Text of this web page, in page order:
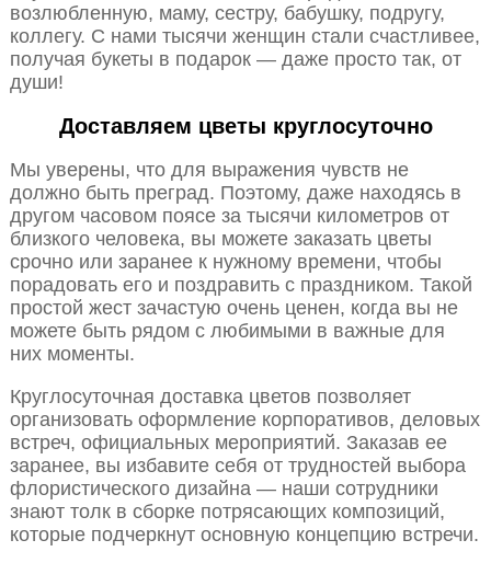
возлюбленную, маму, сестру, бабушку, подругу,
коллегу. С нами тысячи женщин стали счастливее,
получая букеты в подарок — даже просто так, от
души!
Доставляем цветы круглосуточно
Мы уверены, что для выражения чувств не
должно быть преград. Поэтому, даже находясь в
другом часовом поясе за тысячи километров от
близкого человека, вы можете заказать цветы
срочно или заранее к нужному времени, чтобы
порадовать его и поздравить с праздником. Такой
простой жест зачастую очень ценен, когда вы не
можете быть рядом с любимыми в важные для
них моменты.
Круглосуточная доставка цветов позволяет
организовать оформление корпоративов, деловых
встреч, официальных мероприятий. Заказав ее
заранее, вы избавите себя от трудностей выбора
флористического дизайна — наши сотрудники
знают толк в сборке потрясающих композиций,
которые подчеркнут основную концепцию встречи.